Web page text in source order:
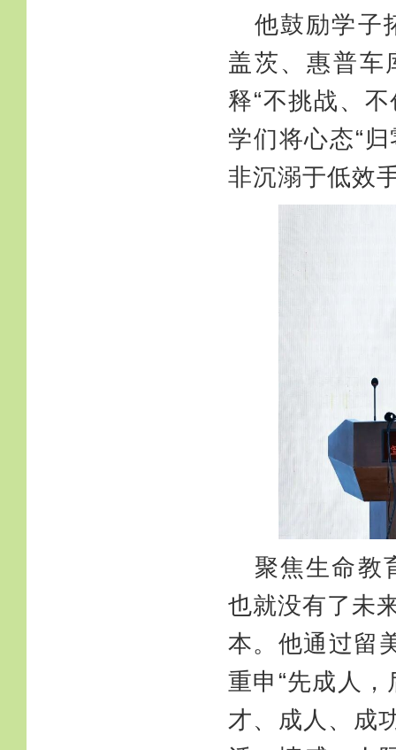
他鼓励学子
盖茨、惠普车
释“不挑战、
学们将心态“
非沉溺于低效
聚焦生命教
也就没有了未
本。他通过留
重申“先成人
才、成人、成